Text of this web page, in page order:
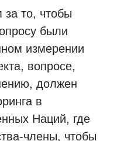
то, чтобы
были
измерении
вопросе,
должен
в
Наций, где
члены, чтобы